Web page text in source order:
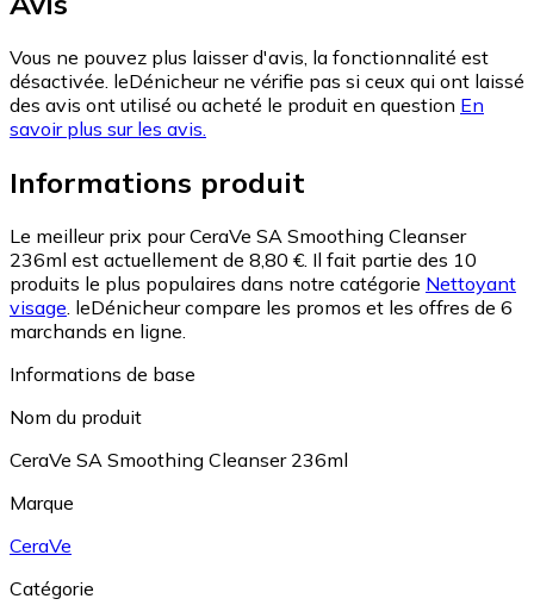
Vous ne pouvez plus laisser d'avis, la fonctionnalité est
désactivée. leDénicheur ne vérifie pas si ceux qui ont laissé
des avis ont utilisé ou acheté le produit en question En
savoir plus sur les avis.
Informations produit
Le meilleur prix pour CeraVe SA Smoothing Cleanser
236ml est actuellement de 8,80 €. Il fait partie des 10
produits le plus populaires dans notre catégorie Nettoyant
visage. leDénicheur compare les promos et les offres de 6
marchands en ligne.
Informations de base
Nom du produit
CeraVe SA Smoothing Cleanser 236ml
Marque
CeraVe
Catégorie